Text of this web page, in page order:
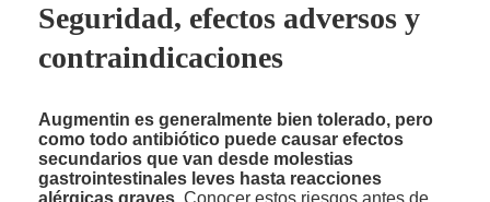
Seguridad, efectos adversos y
contraindicaciones
Augmentin es generalmente bien tolerado, pero
como todo antibiótico puede causar efectos
secundarios que van desde molestias
gastrointestinales leves hasta reacciones
alérgicas graves. Conocer estos riesgos antes de